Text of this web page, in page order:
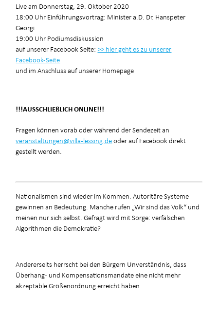
Live am Donnerstag, 29. Oktober 2020
18:00 Uhr Einführungsvortrag: Minister a.D. Dr. Hanspeter
Georgi
19:00 Uhr Podiumsdiskussion
auf unserer Facebook Seite:>> hier geht es zu unserer
Facebook-Seite
und im Anschluss auf unserer Homepage
!!!AUSSCHLIEßLICH ONLINE!!!
Fragen können vorab oder während der Sendezeit an
veranstaltungen@villa-lessing.deoder auf Facebook direkt
gestellt werden.
Nationalismen sind wieder im Kommen. Autoritäre Systeme
gewinnen an Bedeutung. Manche rufen „Wir sind das Volk“ und
meinen nur sich selbst. Gefragt wird mit Sorge: verfälschen
Algorithmen die Demokratie?
Andererseits herrscht bei den Bürgern Unverständnis, dass
Überhang- und Kompensationsmandate eine nicht mehr
akzeptable Größenordnung erreicht haben.